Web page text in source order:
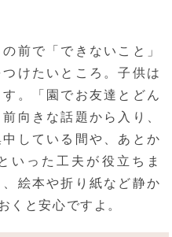
前で「できないこと」
けたいところ。子供は
。「園でお友達とどん
向きな話題から入り、
している間や、あとか
いった工夫が役立ちま
絵本や折り紙など静か
くと安心ですよ。